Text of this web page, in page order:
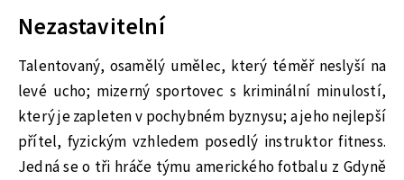
Nezastavitelní
Talentovaný, osamělý umělec, který téměř neslyší na
levé ucho; mizerný sportovec s kriminální minulostí,
který je zapleten v pochybném byznysu; a jeho nejlepší
přítel, fyzickým vzhledem posedlý instruktor fitness.
Jedná se o tři hráče týmu amerického fotbalu z Gdyně